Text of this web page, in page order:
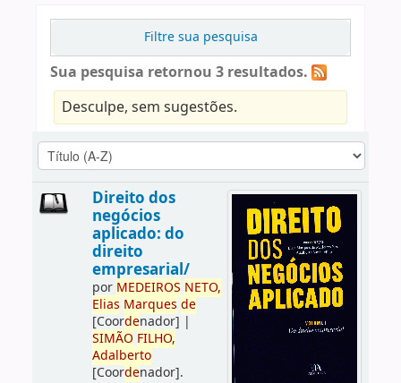
Filtre sua pesquisa
Sua pesquisa retornou 3 resultados.
Desculpe, sem sugestões.
Direito dos
negócios
aplicado: do
direito
empresarial/
por MEDEIROS NETO,
Elias Marques de
[Coordenador] |
SIMÃO FILHO,
Adalberto
[Coordenador].